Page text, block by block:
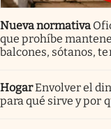
Nueva normativa
que prohíbe
balcones, sótanos,
HogarEnvolver el
para qué sirve y por